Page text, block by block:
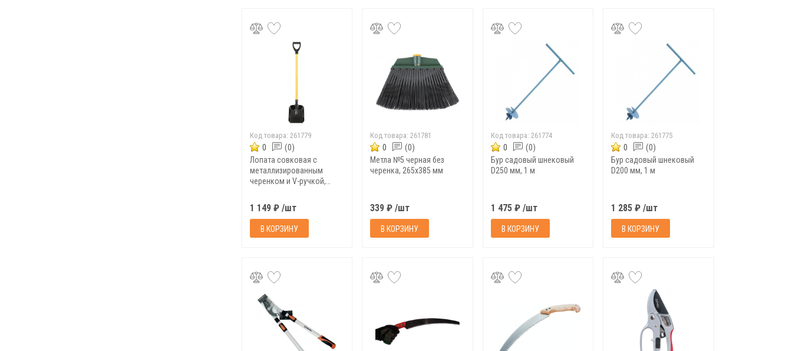
Код товара: 261779
0 (0)
Лопата совковая с
металлизированным
черенком и V-ручкой,
1 149 ₽ /шт
В КОРЗИНУ
Код товара:261781
0 (0)
Метла №5 черная без
черенка, 265х385 мм
339 ₽ /шт
В КОРЗИНУ
Код товара: 261774
0 (0)
Бур садовый шнековый
D250 мм, 1 м
1 475 ₽ /шт
В КОРЗИНУ
Код товара:261775
0 (0)
Бур садовый шнековый
D200 мм, 1 м
1 285 ₽ /шт
В КОРЗИНУ